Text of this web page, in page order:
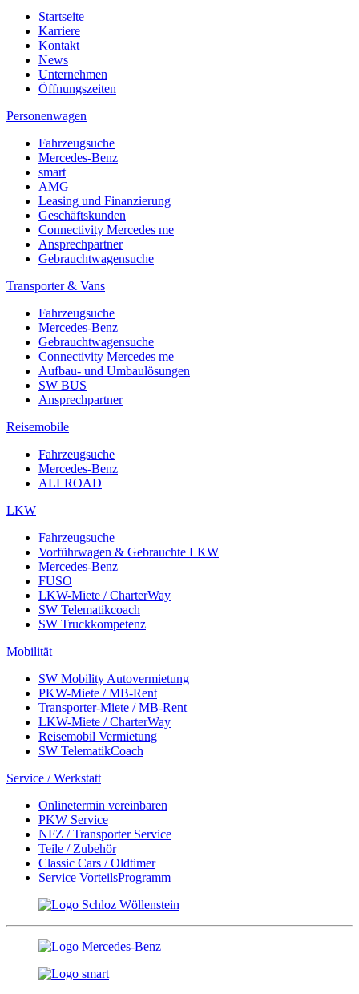
Startseite
Karriere
Kontakt
News
Unternehmen
Öffnungszeiten
Personenwagen
Fahrzeugsuche
Mercedes-Benz
smart
AMG
Leasing und Finanzierung
Geschäftskunden
Connectivity Mercedes me
Ansprechpartner
Gebrauchtwagensuche
Transporter & Vans
Fahrzeugsuche
Mercedes-Benz
Gebrauchtwagensuche
Connectivity Mercedes me
Aufbau- und Umbaulösungen
SW BUS
Ansprechpartner
Reisemobile
Fahrzeugsuche
Mercedes-Benz
ALLROAD
LKW
Fahrzeugsuche
Vorführwagen & Gebrauchte LKW
Mercedes-Benz
FUSO
LKW-Miete / CharterWay
SW Telematikcoach
SW Truckkompetenz
Mobilität
SW Mobility Autovermietung
PKW-Miete / MB-Rent
Transporter-Miete / MB-Rent
LKW-Miete / CharterWay
Reisemobil Vermietung
SW TelematikCoach
Service / Werkstatt
Onlinetermin vereinbaren
PKW Service
NFZ / Transporter Service
Teile / Zubehör
Classic Cars / Oldtimer
Service VorteilsProgramm